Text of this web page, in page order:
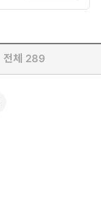
전체 289